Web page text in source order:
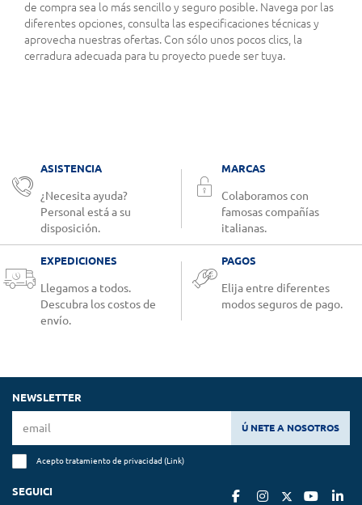
de compra sea lo más sencillo y seguro posible. Navega por las
diferentes opciones, consulta las especificaciones técnicas y
aprovecha nuestras ofertas. Con sólo unos pocos clics, la
cerradura adecuada para tu proyecto puede ser tuya.
ASISTENCIA
¿Necesita ayuda?
Personal está a su
disposición.
MARCAS
Colaboramos con
famosas compañías
italianas.
EXPEDICIONES
Llegamos a todos.
Descubra los costos de
envío.
PAGOS
Elija entre diferentes
modos seguros de pago.
NEWSLETTER
Ú NETE A NOSOTROS
Acepto tratamiento de privacidad (Link)
SEGUICI